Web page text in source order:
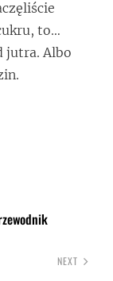
to…
jutra. Albo
NEXT